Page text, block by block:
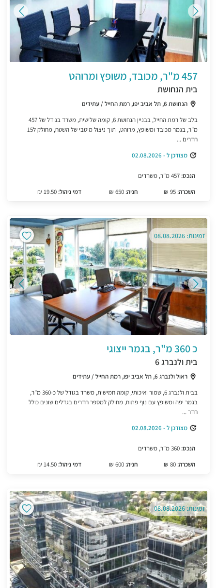
457 מ"ר, מכובד, משופץ ומרוהט
בית הנחושת
הנחושת 6, תל אביב יפו, רמת החייל / עתידים
בלב של רמת החייל, בבניין הנחושת 6, קומה שלישית, משרד בגודל של 457
מ"ר, בגמר מכובד ומשופץ, מרוהט, תוך ניצול מיטבי של השטח, מחולק ל15
חדרים ...
מצודכן ל - 02.08.2026
הנכס:
השכרה:
חניה: דמי ניהול: 19.50 ₪
זמינות: 08.08.2026
כ 360 מ"ר, בגמר ייצוגי
בית ולנברג 6
ראול ולנברג 6, תל אביב יפו, רמת החייל / עתידים
בבית ולנברג 6, שמור ואיכותי, קומה חמישית, משרד בגודל של כ-360 מ"ר,
בגמר יפה ומשופץ עם נוף פתוח, מחולק למספר חדרים בגדלים שונים כולל
חדר ...
מצודכן ל - 02.08.2026
הנכס:
השכרה:
חניה: דמי ניהול: 14.50 ₪
זמינות: 08.08.2026